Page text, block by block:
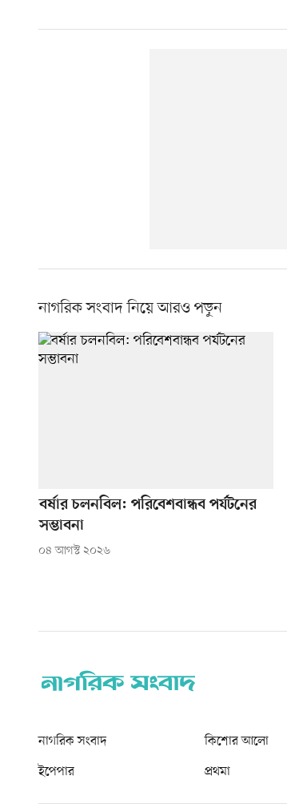
নাগরিক সংবাদ নিয়ে আরও পড়ুন
বর্ষার চলনবিল: পরিবেশবান্ধব পর্যটনের
সম্ভাবনা
০৪ আগস্ট ২০২৬
নাগরিক সংবাদ কিশোর আলো
ইপেপার
প্রথমা